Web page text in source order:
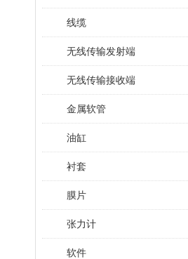
线缆
无线传输发射端
无线传输接收端
金属软管
油缸
衬套
膜片
张力计
软件